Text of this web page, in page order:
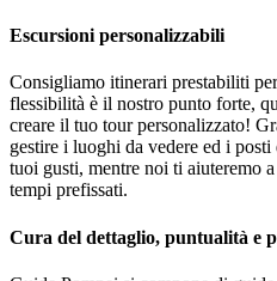
Escursioni personalizzabili
Consigliamo itinerari prestabiliti
flessibilità è il nostro punto forte,
creare il tuo tour personalizzato!
gestire i luoghi da vedere ed i
tuoi gusti, mentre noi ti aiuteremo
tempi prefissati.
Cura del dettaglio, puntualità e